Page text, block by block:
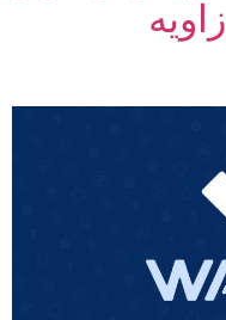
بخندد (تحلیلی از 4 زاویه